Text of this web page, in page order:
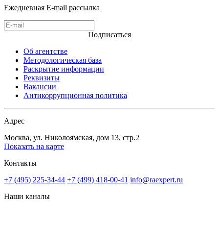
Ежедневная E-mail рассылка
Подписаться
Об агентстве
Методологическая база
Раскрытие информации
Реквизиты
Вакансии
Антикоррупционная политика
Адрес
Москва, ул. Николоямская, дом 13, стр.2
Показать на карте
Контакты
+7 (495) 225-34-44 +7 (499) 418-00-41 info@raexpert.ru
Наши каналы